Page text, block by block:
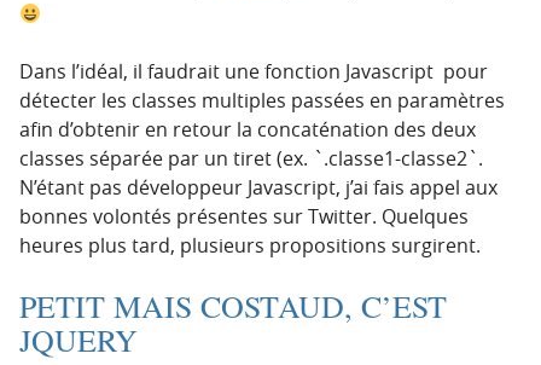
Dans l’idéal, il faudrait une fonction Javascript pour
détecter les classes multiples passées en paramètres
afin d’obtenir en retour la concaténation des deux
classes séparée par un tiret (ex. `.classe1-classe2`.
N’étant pas développeur Javascript, j’ai fais appel aux
bonnes volontés présentes sur Twitter. Quelques
heures plus tard, plusieurs propositions surgirent.
PETIT MAIS COSTAUD, C’EST
JQUERY